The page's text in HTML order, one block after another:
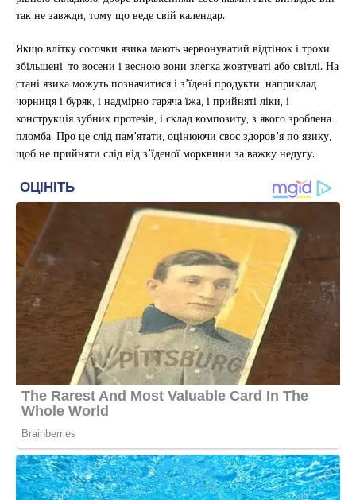
так не завжди, тому що веде свій календар.
Якщо влітку сосочки язика мають червонуватий відтінок і трохи
збільшені, то восени і весною вони злегка жовтуваті або світлі. На
стані язика можуть позначитися і з’їдені продукти, наприклад
чорниця і буряк, і надмірно гаряча їжа, і прийняті ліки, і
конструкція зубних протезів, і склад композиту, з якого зроблена
пломба. Про це слід пам’ятати, оцінюючи своє здоров’я по язику,
щоб не прийняти слід від з’їденої морквини за важку недугу.